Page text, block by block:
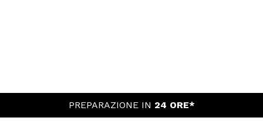
PREPARAZIONE IN 24 ORE*